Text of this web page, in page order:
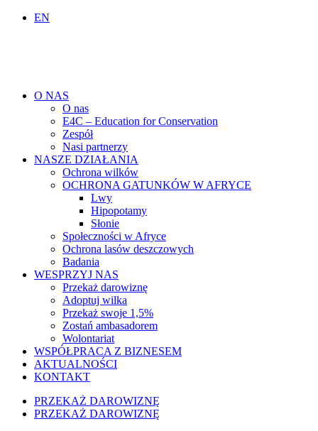
EN
O NAS
O nas
E4C – Education for Conservation
Zespół
Nasi partnerzy
NASZE DZIAŁANIA
Ochrona wilków
OCHRONA GATUNKÓW W AFRYCE
Lwy
Hipopotamy
Słonie
Społeczności w Afryce
Ochrona lasów deszczowych
Badania
WESPRZYJ NAS
Przekaż darowiznę
Adoptuj wilka
Przekaż swoje 1,5%
Zostań ambasadorem
Wolontariat
WSPÓŁPRACA Z BIZNESEM
AKTUALNOŚCI
KONTAKT
PRZEKAŻ DAROWIZNĘ
PRZEKAŻ DAROWIZNĘ